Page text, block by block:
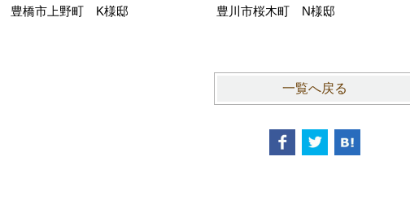
豊橋市上野町 K様邸
豊川市桜木町 N様邸
一覧へ戻る